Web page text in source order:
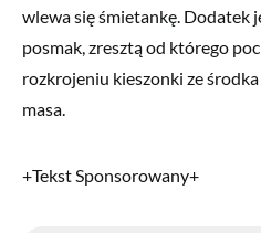
wlewa się śmietankę. Dodatek
posmak, zresztą od którego
rozkrojeniu kieszonki ze
masa.
+Tekst Sponsorowany+